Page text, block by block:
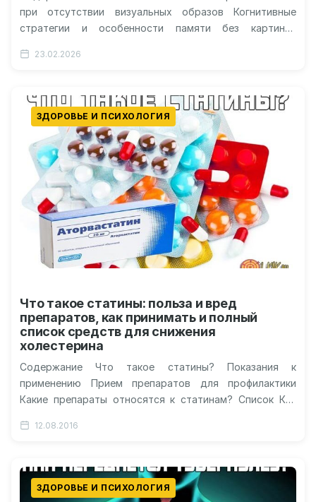
при отсутствии визуальных образов Когнитивные
стратегии и особенности памяти без картинок
Влияние уникального устройства…
23.02.2026
ЗДОРОВЬЕ И ПСИХОЛОГИЯ
Что такое статины: польза и вред
препаратов, как принимать и полный
список средств для снижения
холестерина
Содержание Что такое статины? Показания к
применению Прием препаратов для профилактики
Какие препараты относятся к статинам? Список Как
чем…
12.08.2016
ЗДОРОВЬЕ И ПСИХОЛОГИЯ